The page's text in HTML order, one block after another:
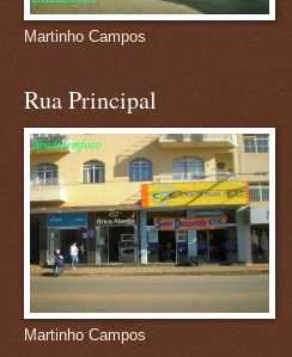
Martinho Campos
Rua Principal
Martinho Campos